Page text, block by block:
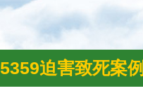
5359迫害致死案例